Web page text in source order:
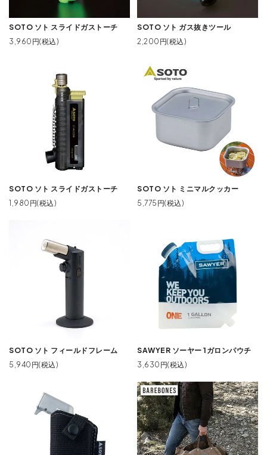
SOTO ソト スライドガストーチ
3,960円(税込)
SOTO ソト ガス抜きツール
2,200円(税込)
SOTO ソト スライドガストーチ
1,980円(税込)
SOTO ソト ミニマルクッカー
5,775円(税込)
SOTO ソト フィールドフレーム
5,940円(税込)
SAWYER ソーヤー 1ガロンパウチ
3,630円(税込)